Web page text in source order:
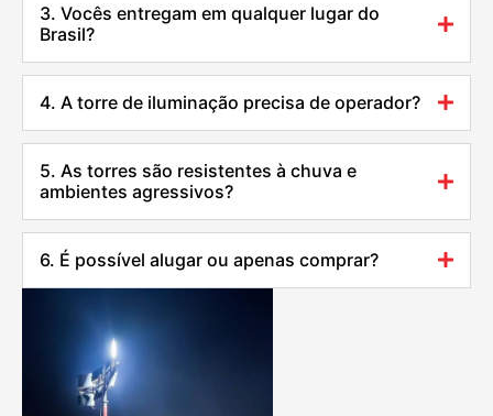
3. Vocês entregam em qualquer lugar do
Brasil?
4. A torre de iluminação precisa de operador?
5. As torres são resistentes à chuva e
ambientes agressivos?
6. É possível alugar ou apenas comprar?